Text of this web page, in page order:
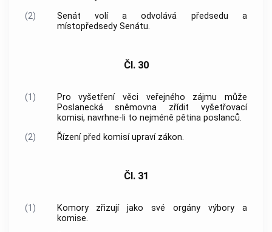
(2)
Senát volí a odvolává předsedu a
místopředsedy Senátu.
Čl. 30
(1)
Pro vyšetření věci veřejného zájmu může
Poslanecká sněmovna zřídit vyšetřovací
komisi, navrhne-li to nejméně pětina poslanců.
(2)
Řízení před komisí upraví zákon.
Čl. 31
(1)
Komory zřizují jako své orgány výbory a
komise.